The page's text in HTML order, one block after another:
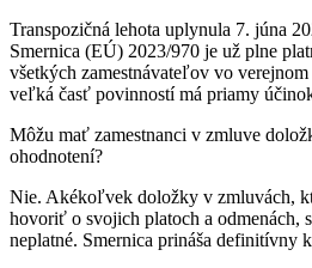
Transpozičná lehota uplynula 7. júna
Smernica (EÚ) 2023/970 je už plne
všetkých zamestnávateľov vo
veľká časť povinností má priamy
Môžu mať zamestnanci v zmluve
ohodnotení?
Nie. Akékoľvek doložky v zmluvách,
hovoriť o svojich platoch a odmenách,
neplatné. Smernica prináša definitívny